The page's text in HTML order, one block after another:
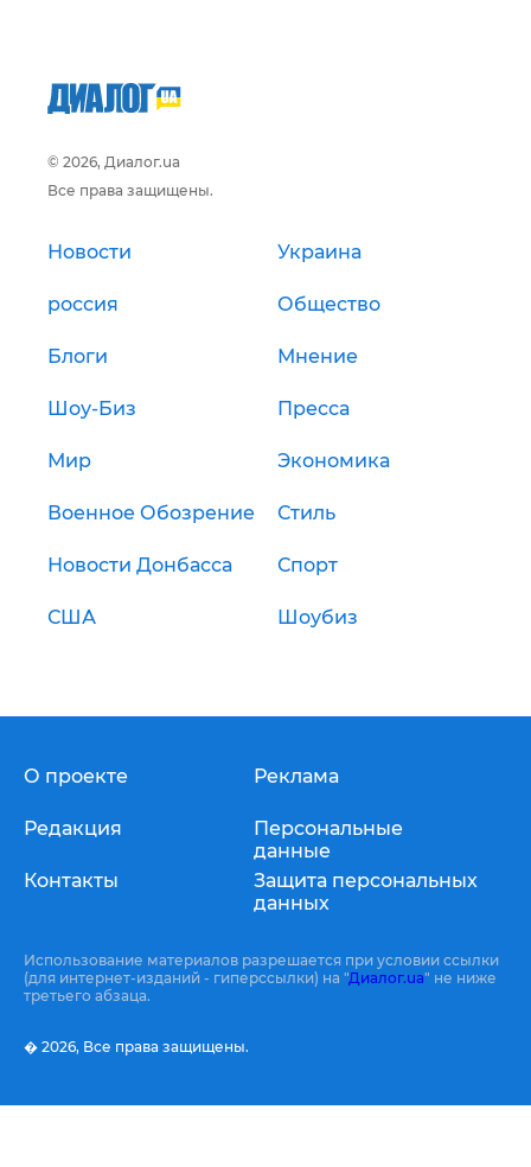
© 2026, Диалог.ua
Все права защищены.
Новости Украина
россия Общество
Блоги Мнение
Шоу-Биз Пресса
Мир Экономика
Военное Обозрение Стиль
Новости Донбасса Спорт
США Шоубиз
О проекте
Редакция
Контакты
Реклама
Персональные
данные
Защита персональных
данных
Использование материалов разрешается при условии ссылки
(для интернет-изданий - гиперссылки) на "Диалог.ua" не ниже
третьего абзаца.
� 2026, Все права защищены.